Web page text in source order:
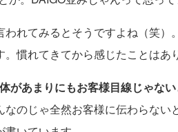
われてみるとそうですよね（笑）
。慣れてきてから感じたことはあ
があまりにもお客様目線じゃない
なのじゃ全然お客様に伝わらな